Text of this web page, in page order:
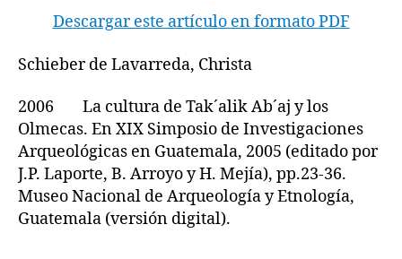
Descargar este artículo en formato PDF
Schieber de Lavarreda, Christa
2006 La cultura de Tak´alik Ab´aj y los
Olmecas. En XIX Simposio de Investigaciones
Arqueológicas en Guatemala, 2005 (editado por
J.P. Laporte, B. Arroyo y H. Mejía), pp.23-36.
Museo Nacional de Arqueología y Etnología,
Guatemala (versión digital).